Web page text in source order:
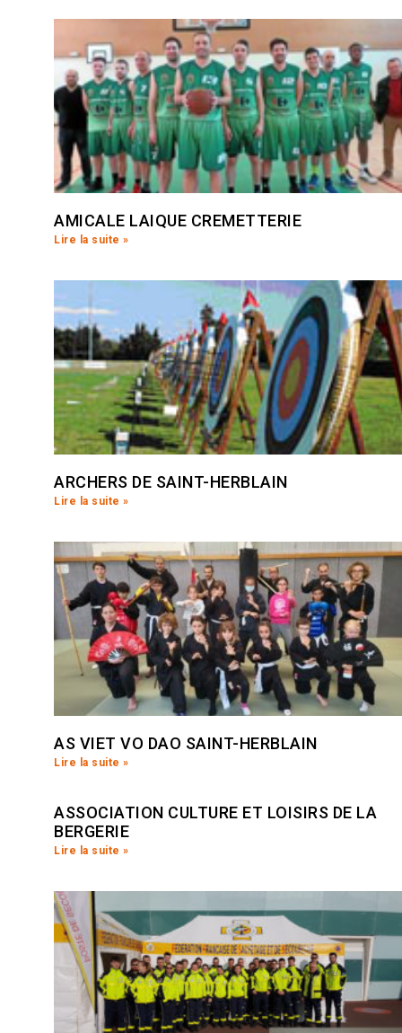
AMICALE LAIQUE CREMETTERIE
Lire la suite »
ARCHERS DE SAINT-HERBLAIN
Lire la suite »
AS VIET VO DAO SAINT-HERBLAIN
Lire la suite »
ASSOCIATION CULTURE ET LOISIRS DE LA
BERGERIE
Lire la suite »